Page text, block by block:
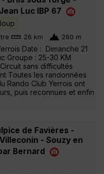
Luc IBP 67
26 km 260 m
Date : Dimanche 21
Groupe : 25-30 KM
sans difficultés
Toutes les randonnées
Rando Club Yerrois ont
puis reconnues et enfin
de Favières -
- Souzy en
Bernard